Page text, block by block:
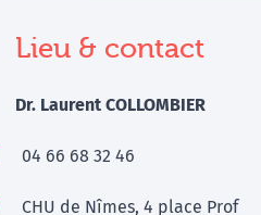
Lieu & contact
Dr. Laurent COLLOMBIER
04 66 68 32 46
CHU de Nîmes, 4 place Prof